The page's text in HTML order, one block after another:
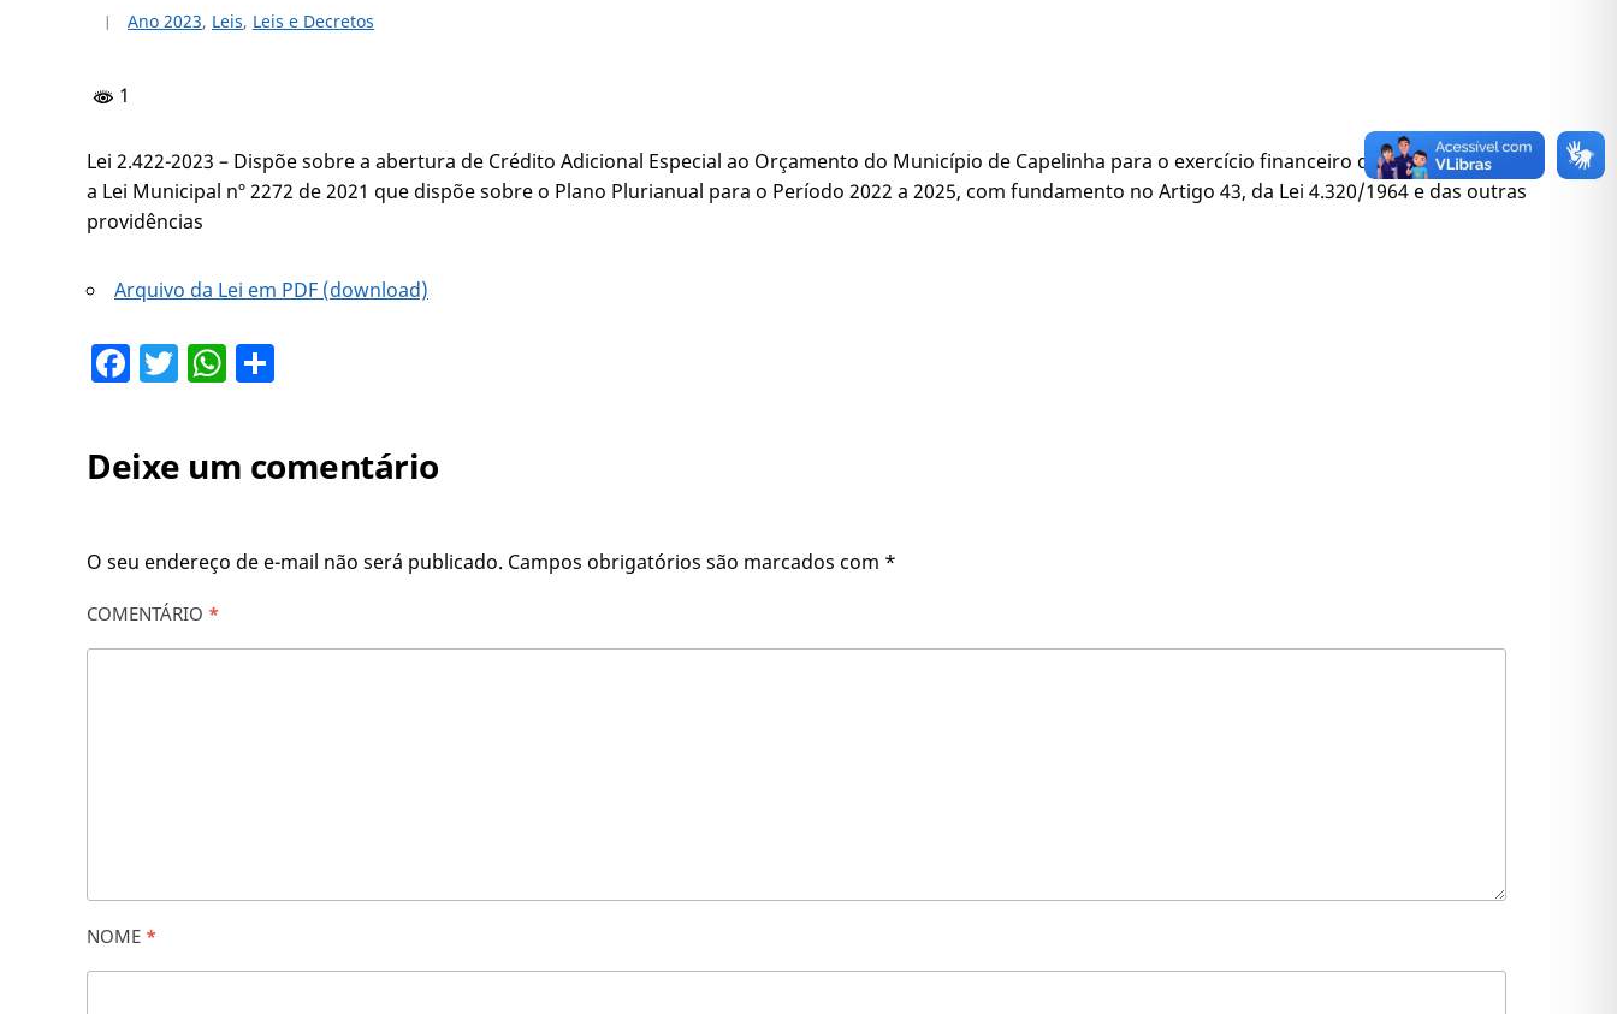
Ano 2023, Leis, Leis e Decretos
1
Lei 2.422-2023 – Dispõe sobre a abertura de Crédito Adicional Especial ao Orçamento do Município de Capelinha para o exercício financeiro de 2023 e atualiza
a Lei Municipal nº 2272 de 2021 que dispõe sobre o Plano Plurianual para o Período 2022 a 2025, com fundamento no Artigo 43, da Lei 4.320/1964 e das outras
providências
Arquivo da Lei em PDF (download)
Facebook
TwitterWhatsApp
Deixe um comentário
O seu endereço de e-mail não será publicado. Campos obrigatórios são marcados com *
COMENTÁRIO *
NOME *